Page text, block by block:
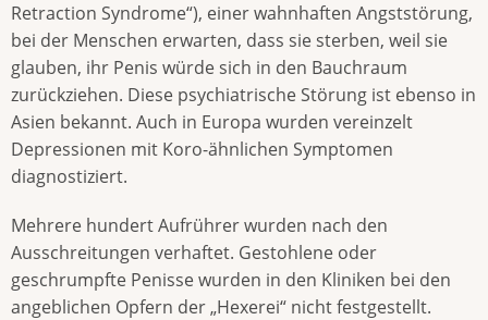
Retraction Syndrome“), einer wahnhaften Angststörung,
bei der Menschen erwarten, dass sie sterben, weil sie
glauben, ihr Penis würde sich in den Bauchraum
zurückziehen. Diese psychiatrische Störung ist ebenso in
Asien bekannt. Auch in Europa wurden vereinzelt
Depressionen mit Koro-ähnlichen Symptomen
diagnostiziert.
Mehrere hundert Aufrührer wurden nach den
Ausschreitungen verhaftet. Gestohlene oder
geschrumpfte Penisse wurden in den Kliniken bei den
angeblichen Opfern der „Hexerei“ nicht festgestellt.